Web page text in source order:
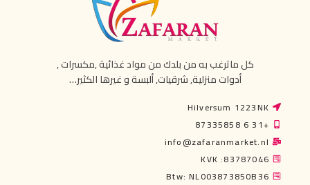
كل ماترغب به من بلدك من مواد غذائية ,مكسرات ,
أدوات منزلية, شرقيات, ألبسة و غيرها الكثير…
Hilversum 1223NK
+31 6 87335858
info@zafaranmarket.nl
KVK :83787046
Btw: NL003873850B36